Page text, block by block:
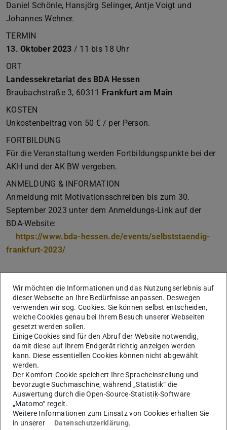
Daniel Schönle, Hansjörg Selinger, Antje Voigt und
Johannes Wehner.
TERMIN
13. Oktober 2023 / 11 bis 18 Uhr
ORT
Landessekretariat des BDA Hessen
Braubachstraße 3, 60311 Frankfurt am Main
KOSTEN
Unkostenbeitrag von 50 € / per Person.
FORTBILDUNG
Für die Veranstaltung werden Fortbildungspunkte bei der
AKH und der AK BW vergeben.
ANMELDUNG & INFORMATION
Anmeldung mit Motivationsschreiben bis zum 30.
September 2023 unter dem Anmeldungs-Link auf der
BDA-Website:
https://www.bda-hessen.de/events/selbststaendig-
frankfurt-2023/
Wir möchten die Informationen und das Nutzungserlebnis auf
dieser Webseite an Ihre Bedürfnisse anpassen. Deswegen
verwenden wir sog. Cookies. Sie können selbst entscheiden,
welche Cookies genau bei Ihrem Besuch unserer Webseiten
gesetzt werden sollen.
Einige Cookies sind für den Abruf der Website notwendig,
damit diese auf Ihrem Endgerät richtig anzeigen werden
kann. Diese essentiellen Cookies können nicht abgewählt
werden.
Der Komfort-Cookie speichert Ihre Spracheinstellung und
bevorzugte Suchmaschine, während „Statistik“ die
Auswertung durch die Open-Source-Statistik-Software
„Matomo“ regelt.
Weitere Informationen zum Einsatz von Cookies erhalten Sie
in unserer
Datenschutzerklärung.